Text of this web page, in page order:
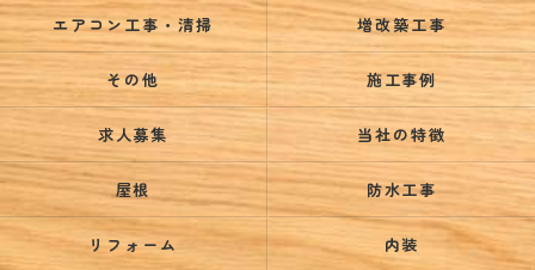
エアコン工事・清掃 増改築工事
その他 施工事例
求人募集 当社の特徴
屋根 防水工事
リフォーム 内装